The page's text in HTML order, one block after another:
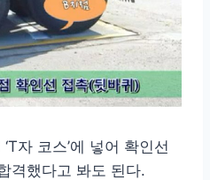
자 코스’에 넣어 확인선
격했다고 봐도 된다.